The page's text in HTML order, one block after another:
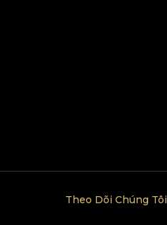
Theo Dõi Chúng Tôi